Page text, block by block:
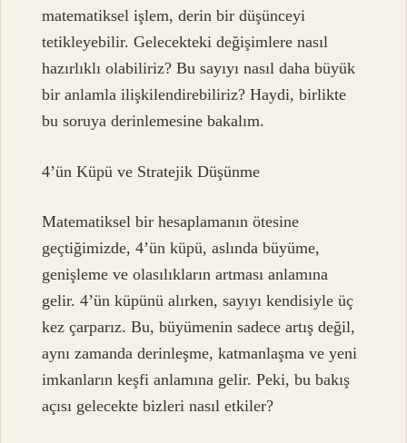
matematiksel işlem, derin bir düşünceyi
tetikleyebilir. Gelecekteki değişimlere nasıl
hazırlıklı olabiliriz? Bu sayıyı nasıl daha büyük
bir anlamla ilişkilendirebiliriz? Haydi, birlikte
bu soruya derinlemesine bakalım.
4’ün Küpü ve Stratejik Düşünme
Matematiksel bir hesaplamanın ötesine
geçtiğimizde, 4’ün küpü, aslında büyüme,
genişleme ve olasılıkların artması anlamına
gelir. 4’ün küpünü alırken, sayıyı kendisiyle üç
kez çarparız. Bu, büyümenin sadece artış değil,
aynı zamanda derinleşme, katmanlaşma ve yeni
imkanların keşfi anlamına gelir. Peki, bu bakış
açısı gelecekte bizleri nasıl etkiler?